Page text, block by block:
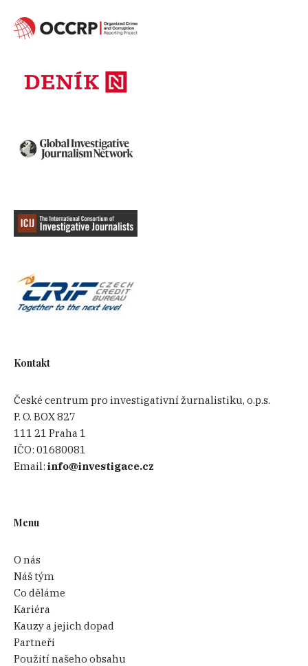
Kontakt
České centrum pro investigativní žurnalistiku, o.p.s.
P. O. BOX 827
111 21 Praha 1
IČO:01680081
Email:info@investigace.cz
Menu
O nás
Náš tým
Co děláme
Kariéra
Kauzy a jejich dopad
Partneři
Použití našeho obsahu